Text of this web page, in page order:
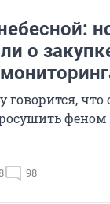
о
что
феном
98